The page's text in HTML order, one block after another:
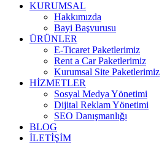
KURUMSAL
Hakkımızda
Bayi Başvurusu
ÜRÜNLER
E-Ticaret Paketlerimiz
Rent a Car Paketlerimiz
Kurumsal Site Paketlerimiz
HİZMETLER
Sosyal Medya Yönetimi
Dijital Reklam Yönetimi
SEO Danışmanlığı
BLOG
İLETİŞİM